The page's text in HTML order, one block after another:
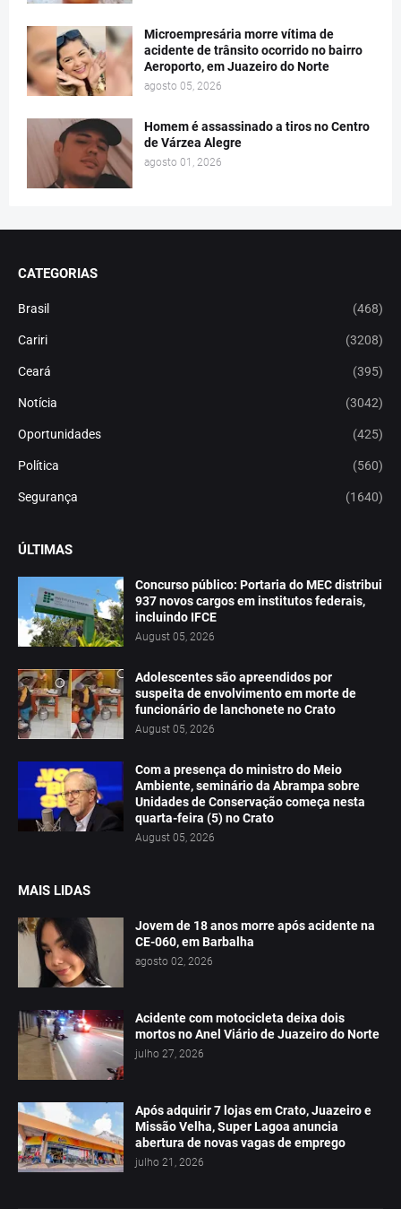
Microempresária morre vítima de
acidente de trânsito ocorrido no bairro
Aeroporto, em Juazeiro do Norte
agosto 05, 2026
Homem é assassinado a tiros no Centro
de Várzea Alegre
agosto 01, 2026
CATEGORIAS
Brasil (468)
Cariri (3208)
Ceará (395)
Notícia (3042)
Oportunidades (425)
Política (560)
Segurança (1640)
ÚLTIMAS
Concurso público: Portaria do MEC distribui
937 novos cargos em institutos federais,
incluindo IFCE
August 05, 2026
Adolescentes são apreendidos por
suspeita de envolvimento em morte de
funcionário de lanchonete no Crato
August 05, 2026
Com a presença do ministro do Meio
Ambiente, seminário da Abrampa sobre
Unidades de Conservação começa nesta
quarta-feira (5) no Crato
August 05, 2026
MAIS LIDAS
Jovem de 18 anos morre após acidente na
CE-060, em Barbalha
agosto 02, 2026
Acidente com motocicleta deixa dois
mortos no Anel Viário de Juazeiro do Norte
julho 27, 2026
Após adquirir 7 lojas em Crato, Juazeiro e
Missão Velha, Super Lagoa anuncia
abertura de novas vagas de emprego
julho 21, 2026